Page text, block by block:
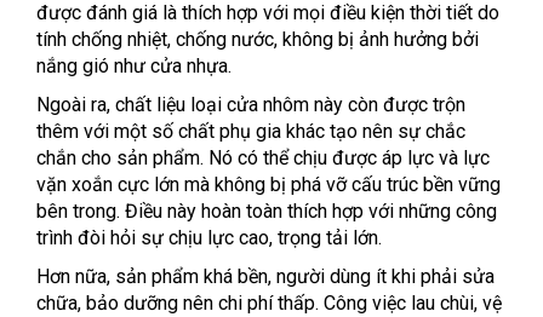
được đánh giá là thích hợp với mọi điều kiện thời tiết do
tính chống nhiệt, chống nước, không bị ảnh hưởng bởi
nắng gió như cửa nhựa.
Ngoài ra, chất liệu loại cửa nhôm này còn được trộn
thêm với một số chất phụ gia khác tạo nên sự chắc
chắn cho sản phẩm. Nó có thể chịu được áp lực và lực
vặn xoắn cực lớn mà không bị phá vỡ cấu trúc bền vững
bên trong. Điều này hoàn toàn thích hợp với những công
trình đòi hỏi sự chịu lực cao, trọng tải lớn.
Hơn nữa, sản phẩm khá bền, người dùng ít khi phải sửa
chữa, bảo dưỡng nên chi phí thấp. Công việc lau chùi, vệ